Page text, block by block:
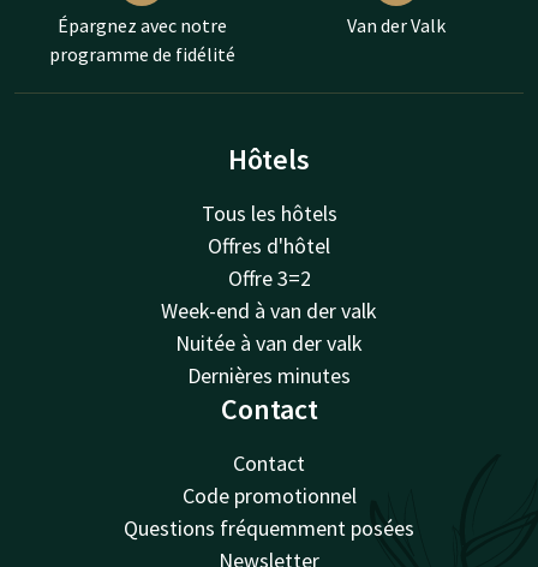
Épargnez avec notre
programme de fidélité
Van der Valk
Hôtels
Tous les hôtels
Offres d'hôtel
Offre 3=2
Week-end à van der valk
Nuitée à van der valk
Dernières minutes
Contact
Contact
Code promotionnel
Questions fréquemment posées
Newsletter